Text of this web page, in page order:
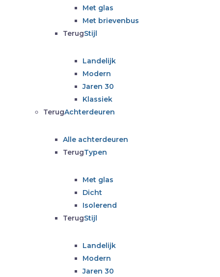
Met glas
Met brievenbus
TerugStijl
Landelijk
Modern
Jaren 30
Klassiek
TerugAchterdeuren
Alle achterdeuren
TerugTypen
Met glas
Dicht
Isolerend
TerugStijl
Landelijk
Modern
Jaren 30